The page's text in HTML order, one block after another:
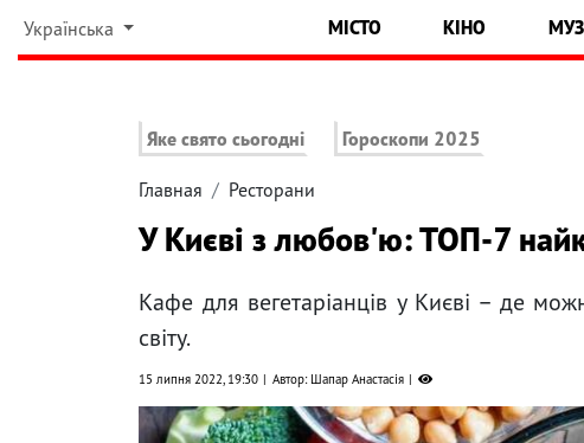
Українська МІСТО КІНО
Яке свято сьогодні Гороскопи 2025
Главная Ресторани
У Києві з любов'ю: ТОП-7
Кафе для вегетаріанців у Києві – де
світу.
15 липня 2022, 19:30 Автор: Шапар Анастасія